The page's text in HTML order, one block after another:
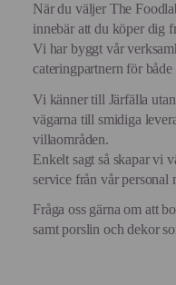
När du väljer The
innebär att du köper dig
Vi har byggt vår
cateringpartnern för
Vi känner till Järfälla
vägarna till smidiga
villaområden.
Enkelt sagt så skapar vi
service från vår personal
Fråga oss gärna om att
samt porslin och dekor